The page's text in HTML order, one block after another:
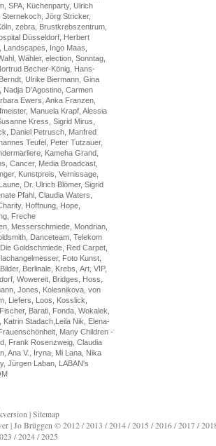
SPA, Küchenparty, Ulrich
Sternekoch, Jörg Stricker,
zebra, Brustkrebszentrum,
Düsseldorf, Herbert
Landscapes, Ingo Maas,
Wähler, election, Sonntag,
Becher-König, Hans-
Ulrike Biermann, Gina
Nadja D'Agostino, Carmen
Ewers, Anka Franzen,
Manuela Krapf, Alessia
Kress, Sigrid Mirus,
Daniel Petrusch, Manfred
Teufel, Peter Tutzauer,
Kameha Grand,
Cancer, Media Broadcast,
Kunstpreis, Vernissage,
Dr. Ulrich Blömer, Sigrid
Pfahl, Claudia Waters,
Hoffnung, Hope,
Freche
Messerschmiede, Mondrian,
Danceteam, Telekom
Goldschmiede, Red Carpet,
Foto Kunst,
Berlinale, Krebs, Art, VIP,
Wowereit, Bridges, Hoss,
Jones, Kolesnikova, von
Liefers, Loos, Kosslick,
Barati, Fonda, Wokalek,
Katrin Stadach,Leila Nik, Elena-
Many Children -
Frank Rosenzweig, Claudia
Ana V., Iryna, Mi Lana, Nika
Jürgen Laban, LABAN's
| Sitemap
| Jo Brüggen © 2012 / 2013 / 2014 / 2015 / 2016 / 2017 /
/ 2024 / 2025